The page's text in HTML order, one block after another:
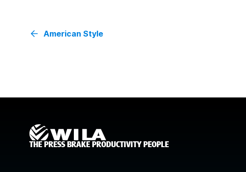
American Style
THE PRESS BRAKE PRODUCTIVITY PEOPLE